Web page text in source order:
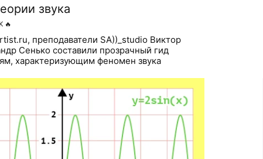
звука
🔥
преподаватели SA))_studio Виктор
Сенько составили прозрачный гид
характеризующим феномен звука